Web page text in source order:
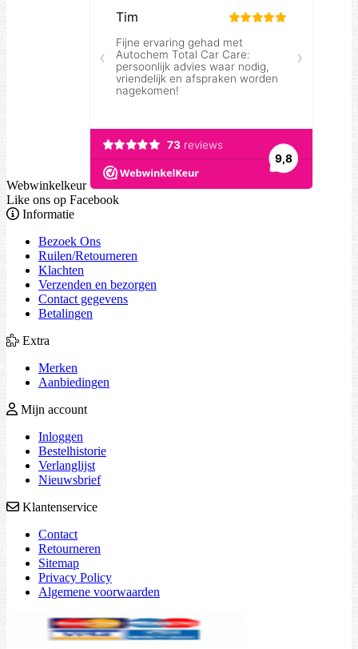
Webwinkelkeur
Like ons op Facebook
Informatie
Bezoek Ons
Ruilen/Retourneren
Klachten
Verzenden en bezorgen
Contact gegevens
Betalingen
Extra
Merken
Aanbiedingen
Mijn account
Inloggen
Bestelhistorie
Verlanglijst
Nieuwsbrief
Klantenservice
Contact
Retourneren
Sitemap
Privacy Policy
Algemene voorwaarden